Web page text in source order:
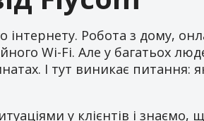
інтернету. Робота з дому,
Wi-Fi. Але у багатьох
І тут виникає
у клієнтів і